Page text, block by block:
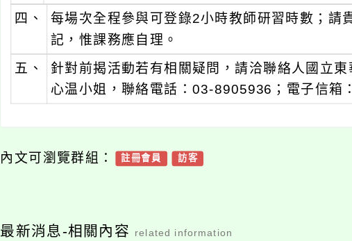
四、
每場次全程參與可登錄2小時教師研習時數；請
記，惟課務應自理。
五、
針對前揭活動若有相關疑問，請洽聯絡人國立
心温小姐，聯絡電話：03-8905936；電子信箱
內文可瀏覽群組： 註冊會員 訪客
最新消息-相關內容 related information